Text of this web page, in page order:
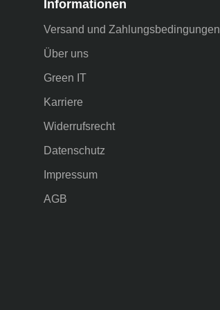
Informationen
Versand und Zahlungsbedingungen
Über uns
Green IT
Karriere
Widerrufsrecht
Datenschutz
Impressum
AGB